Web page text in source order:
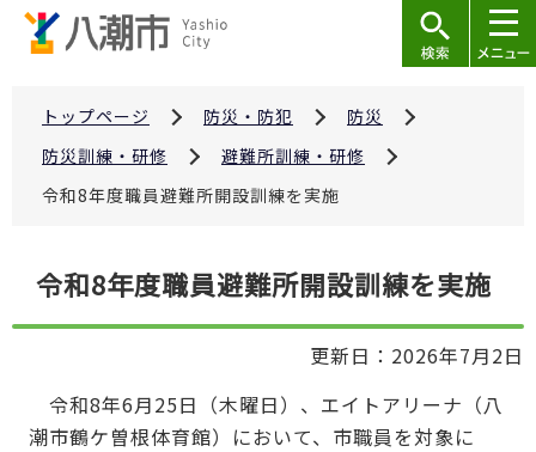
トップページ 防災・防犯
防災
防災訓練・研修
避難所訓練・研修
令和8年度職員避難所開設訓練を実施
こ
ら
令和8年度職員避難所開設訓練を実施
更新日：2026年7月2日
令和8年6月25日（木曜日）、エイトアリーナ（八
潮市鶴ケ曽根体育館）において、市職員を対象に